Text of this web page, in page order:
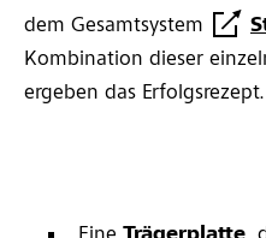
dem Gesamtsystem
Kombination dieser
ergeben das Erfolgsrezept.